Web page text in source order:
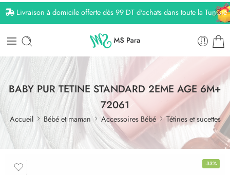
Livraison à domicile offerte dès 99 DT d'achats dans toute la Tunisie
BABY PUR TETINE STANDARD 2EME AGE 6M+
72061
Accueil Bébé et maman Accessoires Bébé Tétines et sucettes
-33%